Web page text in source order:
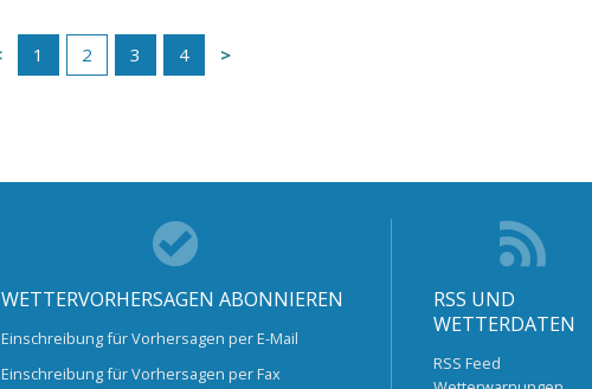
1 2 3 4
WETTERVORHERSAGEN ABONNIEREN
Einschreibung für Vorhersagen per E-Mail
Einschreibung für Vorhersagen per Fax
RSS UND
WETTERDATEN
RSS Feed